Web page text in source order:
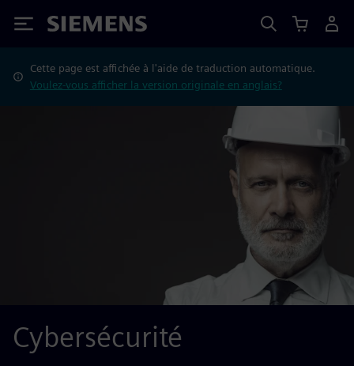
Siemens
Cette page est affichée à l'aide de traduction automatique.
Voulez-vous afficher la version originale en anglais?
Cybersécurité